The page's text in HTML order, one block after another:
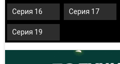
Серия 16 Серия 17
Серия 19